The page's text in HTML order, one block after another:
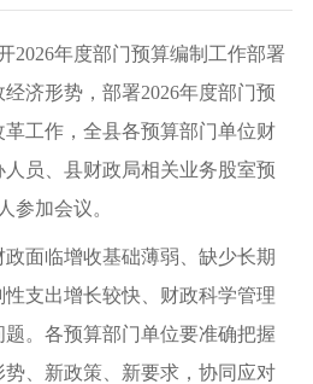
2026年度部门预算编制工作部署
济形势，部署2026年度部门预
工作，全县各预算部门单位财
员、县财政局相关业务股室预
参加会议。
面临增收基础薄弱、缺少长期
支出增长较快、财政科学管理
。各预算部门单位要准确把握
、新政策、新要求，协同应对